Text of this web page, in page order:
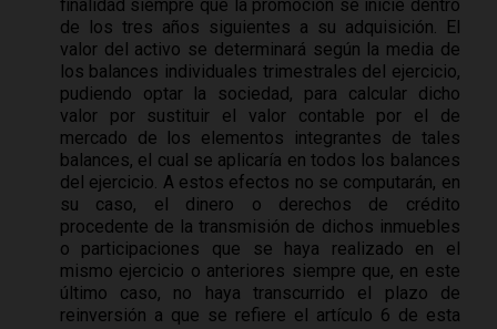
finalidad siempre que la promoción se inicie dentro
de los tres años siguientes a su adquisición. El
valor del activo se determinará según la media de
los balances individuales trimestrales del ejercicio,
pudiendo optar la sociedad, para calcular dicho
valor por sustituir el valor contable por el de
mercado de los elementos integrantes de tales
balances, el cual se aplicaría en todos los balances
del ejercicio. A estos efectos no se computarán, en
su caso, el dinero o derechos de crédito
procedente de la transmisión de dichos inmuebles
o participaciones que se haya realizado en el
mismo ejercicio o anteriores siempre que, en este
último caso, no haya transcurrido el plazo de
reinversión a que se refiere el artículo 6 de esta